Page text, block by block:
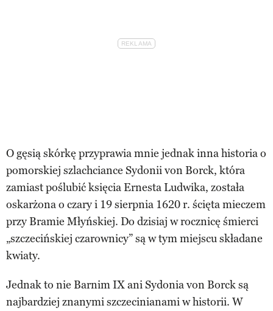
O gęsią skórkę przyprawia mnie jednak inna historia o
pomorskiej szlachciance Sydonii von Borck, która
zamiast poślubić księcia Ernesta Ludwika, została
oskarżona o czary i 19 sierpnia 1620 r. ścięta mieczem
przy Bramie Młyńskiej. Do dzisiaj w rocznicę śmierci
„szczecińskiej czarownicy” są w tym miejscu składane
kwiaty.
Jednak to nie Barnim IX ani Sydonia von Borck są
najbardziej znanymi szczecinianami w historii. W